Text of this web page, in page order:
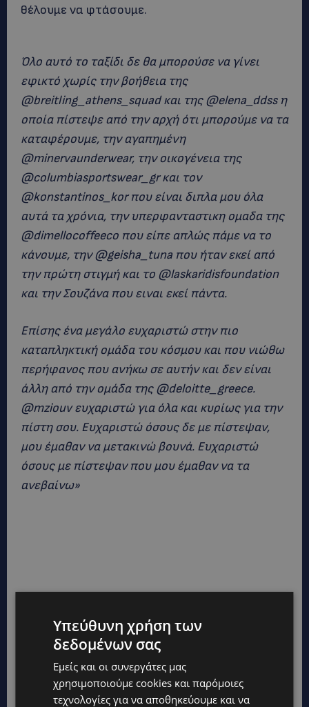
θέλουμε να φτάσουμε.
Όλο αυτό το ταξίδι δε θα μπορούσε να γίνει
εφικτό χωρίς την βοήθεια της
@breitling_athens_squad και της @elena_ddss η
οποία πίστεψε από την αρχή ότι μπορούμε να τα
καταφέρουμε, την αγαπημένη
@minervaunderwear, την οικογένεια της
@columbiasportswear_gr και τον
@konstantinos_kor που είναι διπλα μου όλα
αυτά τα χρόνια, την υπερφανταστικη ομαδα της
@dimellocoffeeco που είπε απλώς πάμε να το
κάνουμε, την @geisha_tuna που ήταν εκεί από
την πρώτη στιγμή και το @laskaridisfoundation
και την Σουζάνα που ειναι εκεί πάντα.
Επίσης ένα μεγάλο ευχαριστώ στην πιο
καταπληκτική ομάδα του κόσμου και που νιώθω
περήφανος που ανήκω σε αυτήν και δεν είναι
άλλη από την ομάδα της @deloitte_greece.
@mziouv ευχαριστώ για όλα και κυρίως για την
πίστη σου. Ευχαριστώ όσους δε με πίστεψαν,
μου έμαθαν να μετακινώ βουνά. Ευχαριστώ
όσους με πίστεψαν που μου έμαθαν να τα
ανεβαίνω»
Υπεύθυνη χρήση των
δεδομένων σας
Εμείς και οι συνεργάτες μας
χρησιμοποιούμε cookies και παρόμοιες
τεχνολογίες για να αποθηκεύουμε και να